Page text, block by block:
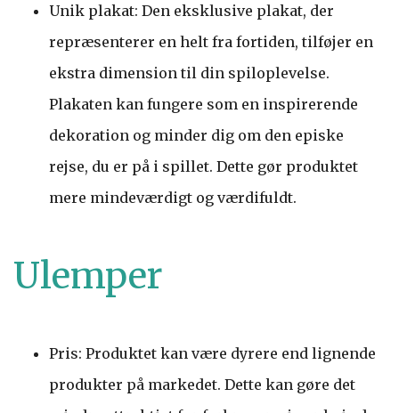
Unik plakat: Den eksklusive plakat, der
repræsenterer en helt fra fortiden, tilføjer en
ekstra dimension til din spiloplevelse.
Plakaten kan fungere som en inspirerende
dekoration og minder dig om den episke
rejse, du er på i spillet. Dette gør produktet
mere mindeværdigt og værdifuldt.
Ulemper
Pris: Produktet kan være dyrere end lignende
produkter på markedet. Dette kan gøre det